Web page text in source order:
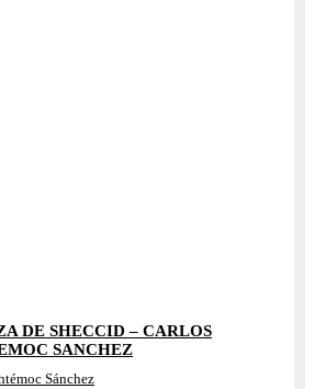
DE SHECCID – CARLOS
SANCHEZ
Sánchez